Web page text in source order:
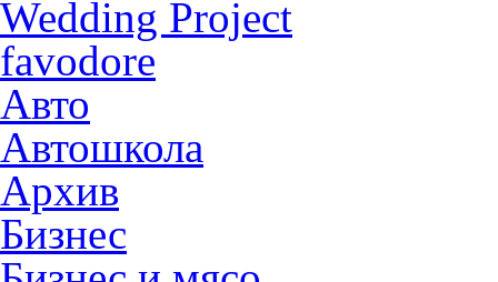
Wedding Project
favodore
Авто
Автошкола
Архив
Бизнес